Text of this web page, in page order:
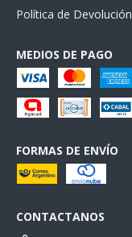
Política de Devolución
MEDIOS DE PAGO
FORMAS DE ENVÍO
CONTACTANOS